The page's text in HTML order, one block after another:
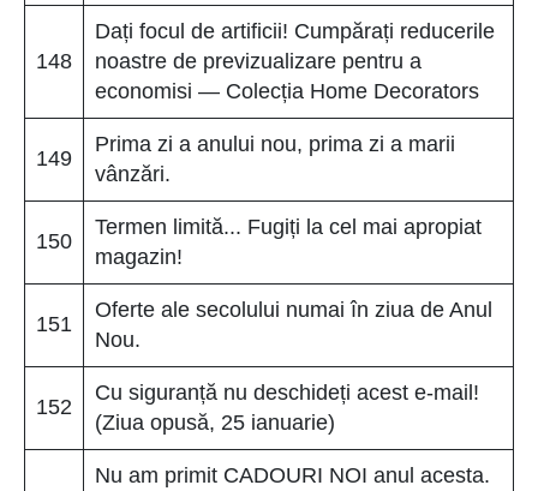
148
Dați focul de artificii! Cumpărați reducerile
noastre de previzualizare pentru a
economisi — Colecția Home Decorators
149
Prima zi a anului nou, prima zi a marii
vânzări.
150
Termen limită... Fugiți la cel mai apropiat
magazin!
151
Oferte ale secolului numai în ziua de Anul
Nou.
152
Cu siguranță nu deschideți acest e-mail!
(Ziua opusă, 25 ianuarie)
Nu am primit CADOURI NOI anul acesta.